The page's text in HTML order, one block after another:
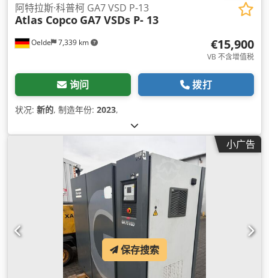
Oelde 7,339 km
阿特拉斯·科普柯 GA7 VSD P-13
Atlas Copco GA7 VSDs P- 13
€15,900
VB 不含增值税
询问 拨打
状况: 新的, 制造年份: 2023,
小广告
保存搜索